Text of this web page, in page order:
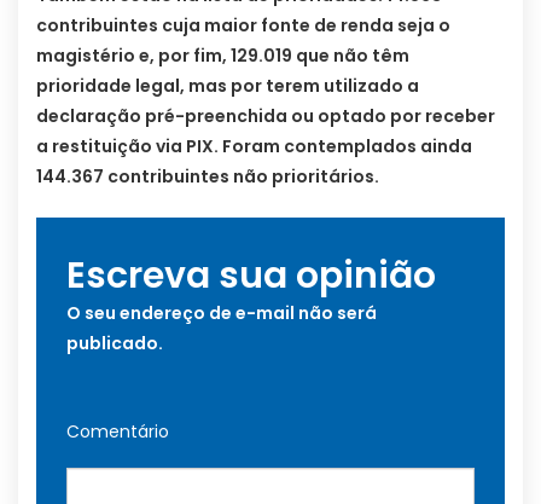
contribuintes cuja maior fonte de renda seja o
magistério e, por fim, 129.019 que não têm
prioridade legal, mas por terem utilizado a
declaração pré-preenchida ou optado por receber
a restituição via PIX. Foram contemplados ainda
144.367 contribuintes não prioritários.
Escreva sua opinião
O seu endereço de e-mail não será
publicado.
Comentário